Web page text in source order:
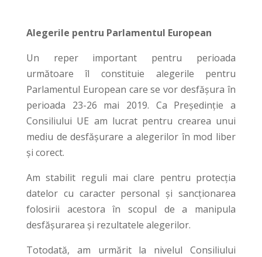
Alegerile pentru Parlamentul European
Un reper important pentru perioada
următoare îl constituie alegerile pentru
Parlamentul European care se vor desfășura în
perioada 23-26 mai 2019. Ca Președinție a
Consiliului UE am lucrat pentru crearea unui
mediu de desfășurare a alegerilor în mod liber
și corect.
Am stabilit reguli mai clare pentru protecția
datelor cu caracter personal și sancționarea
folosirii acestora în scopul de a manipula
desfășurarea și rezultatele alegerilor.
Totodată, am urmărit la nivelul Consiliului